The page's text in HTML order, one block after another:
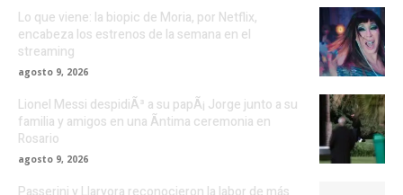
Lo que viene: la biopic de Moria, por Netflix,
encabeza los estrenos de la semana en el
streaming
agosto 9, 2026
Lionel Messi despidiÃ³ a su papÃ¡ Jorge junto a su
familia y amigos en una Ã­ntima ceremonia en
Rosario
agosto 9, 2026